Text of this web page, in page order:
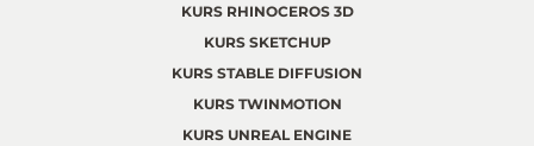
KURS RHINOCEROS 3D
KURS SKETCHUP
KURS STABLE DIFFUSION
KURS TWINMOTION
KURS UNREAL ENGINE